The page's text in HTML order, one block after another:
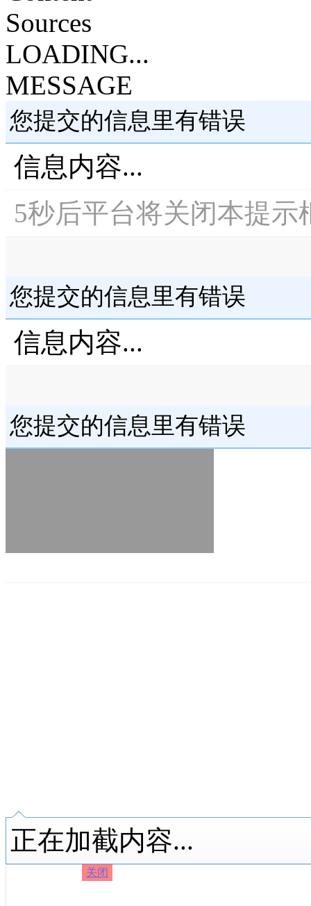
Sources
LOADING...
MESSAGE
您提交的信息里有错误
信息内容...
5秒后平台将关闭本提示
您提交的信息里有错误
信息内容...
您提交的信息里有错误
正在加截内容...
关闭